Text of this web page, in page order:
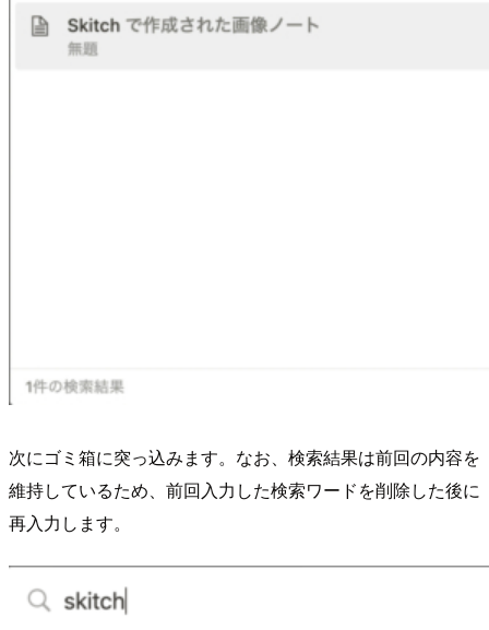
次にゴミ箱に突っ込みます。なお、検索結果は前回の内容を
維持しているため、前回入力した検索ワードを削除した後に
再入力します。